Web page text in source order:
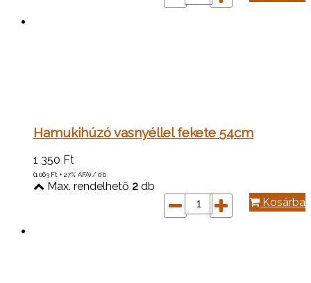
Hamukihúzó vasnyéllel fekete 54cm
1 350 Ft
(1 063 Ft + 27% ÁFA) / db
Max. rendelhető 2 db
Kosárba